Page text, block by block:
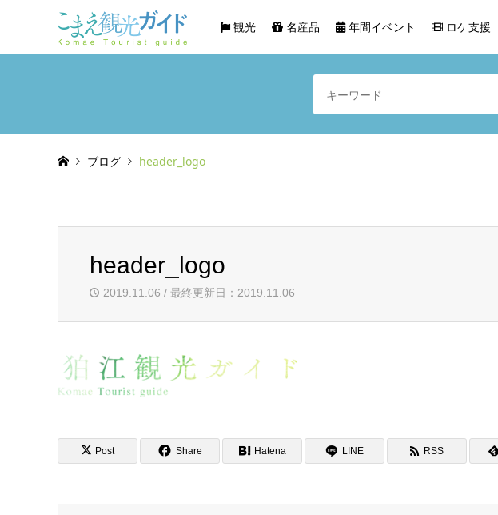
観光 名産品 年間イベント ロケ支援
ブログ header_logo
header_logo
2019.11.06 / 最終更新日：2019.11.06
Post Share Hatena LINE RSS